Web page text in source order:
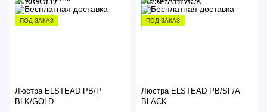
ПОД ЗАКАЗ
Люстра ELSTEAD PB/P
BLK/GOLD
ПОД ЗАКАЗ
Люстра ELSTEAD PB/SF/A
BLACK